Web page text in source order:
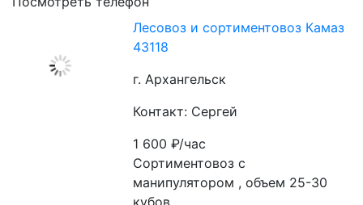
Лесовоз и сортиментовоз Камаз
43118
г. Архангельск
Контакт: Сергей
1 600₽/час
Сортиментовоз с
манипулятором , объем 25-30
кубов